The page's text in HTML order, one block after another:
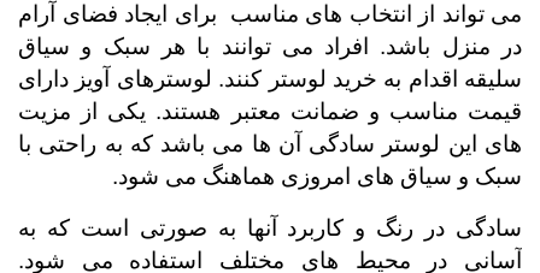
می تواند از انتخاب های مناسب برای ایجاد فضای آرام
در منزل باشد. افراد می توانند با هر سبک و سیاق
سلیقه اقدام به خرید لوستر کنند. لوسترهای آویز دارای
قیمت مناسب و ضمانت معتبر هستند. یکی از مزیت
های این لوستر سادگی آن ها می باشد که به راحتی با
سبک و سیاق های امروزی هماهنگ می شود.
سادگی در رنگ و کاربرد آنها به صورتی است که به
آسانی در محیط های مختلف استفاده می شود.